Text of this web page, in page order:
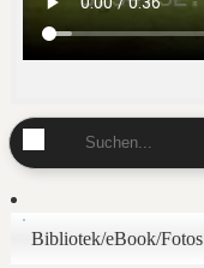
Bibliotek/eBook/Fotos